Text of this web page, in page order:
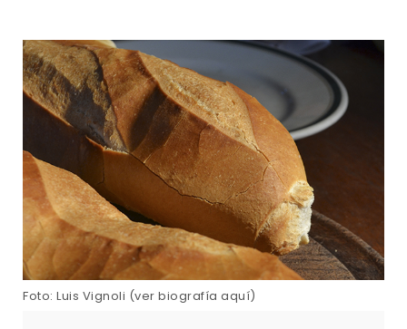
Foto: Luis Vignoli (ver biografía aquí)